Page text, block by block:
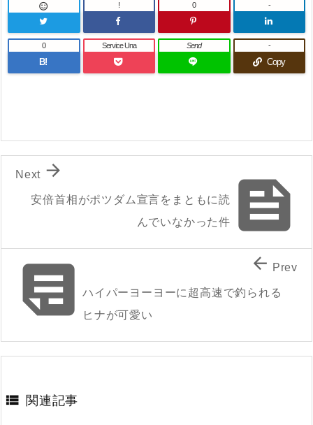
 ! 0 -
B!
0 Service Una Send
Copy
-

安倍首相がポツダム宣言をまともに読
んでいなかった件

Next
ハイパーヨーヨーに超高速で釣られる
ヒナが可愛い
 Prev
 関連記事